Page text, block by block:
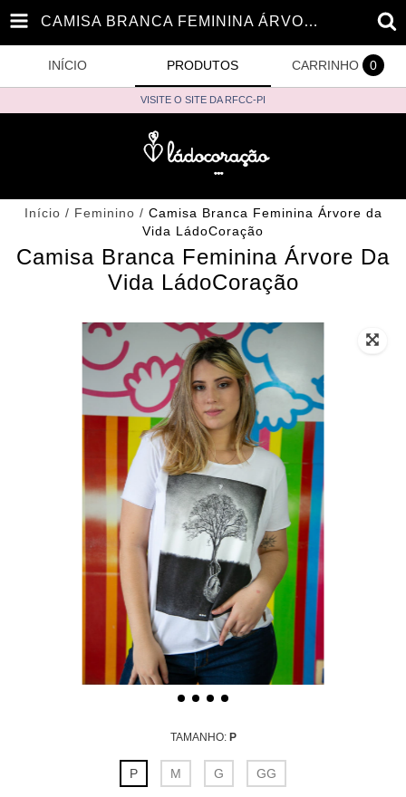
CAMISA BRANCA FEMININA ÁRVORE DA VIDA LÁDOCORAÇÃO
INÍCIO PRODUTOS CARRINHO 0
VISITE O SITE DA RFCC-PI
Início / Feminino / Camisa Branca Feminina Árvore da
Vida LádoCoração
Camisa Branca Feminina Árvore Da
Vida LádoCoração
TAMANHO: P
P M G GG